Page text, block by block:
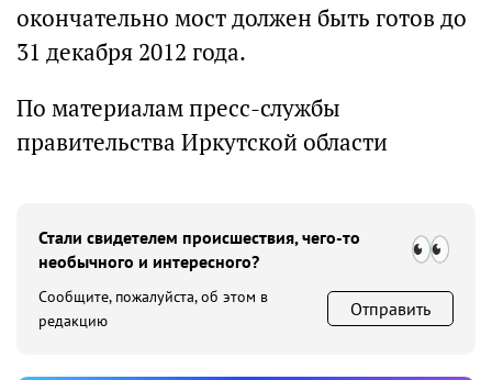
окончательно мост должен быть готов до
31 декабря 2012 года.
По материалам пресс-службы
правительства Иркутской области
Стали свидетелем происшествия, чего-то
необычного и интересного?
Сообщите, пожалуйста, об этом в
редакцию
Отправить